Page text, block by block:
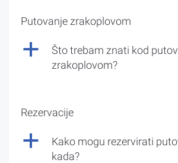
Putovanje zrakoplovom
a
Što trebam znati kod
zrakoplovom?
Rezervacije
a
Kako mogu rezervirati
kada?